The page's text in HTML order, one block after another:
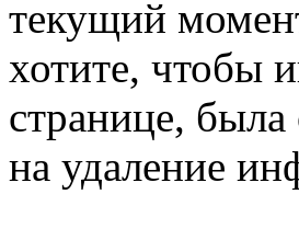
текущий
хотите, чтобы
странице, была
на удаление